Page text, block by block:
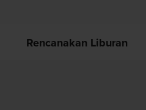
Rencanakan Liburan